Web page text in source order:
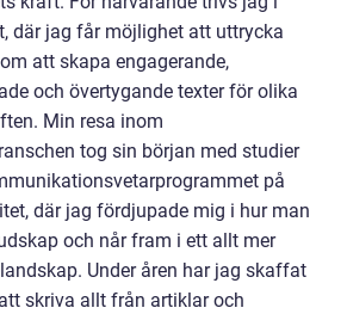
där jag får möjlighet att uttrycka
att skapa engagerande,
och övertygande texter för olika
Min resa inom
tog sin början med studier
på
där jag fördjupade mig i hur man
och når fram i ett allt mer
Under åren har jag skaffat
skriva allt från artiklar och